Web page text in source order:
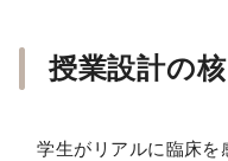
授業設計の
学生がリアルに臨床を